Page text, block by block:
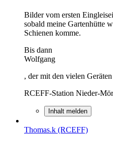
Bilder vom ersten
sobald meine Gartenhütte
Schienen komme.
Bis dann
Wolfgang
, der mit den vielen Geräten
RCEFF-Station Nieder-
Inhalt melden
Thomas.k (RCEFF)